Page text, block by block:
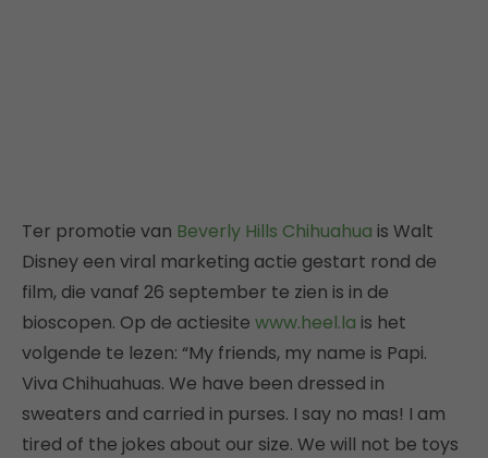
Ter promotie van Beverly Hills Chihuahua is Walt
Disney een viral marketing actie gestart rond de
film, die vanaf 26 september te zien is in de
bioscopen. Op de actiesite www.heel.la is het
volgende te lezen: “My friends, my name is Papi.
Viva Chihuahuas. We have been dressed in
sweaters and carried in purses. I say no mas! I am
tired of the jokes about our size. We will not be toys